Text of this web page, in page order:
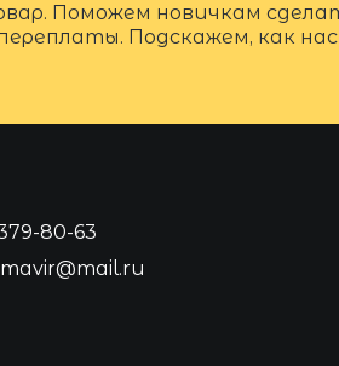
Поможем новичкам
Подскажем, как
80-63